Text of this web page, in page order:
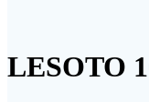
LESOTO